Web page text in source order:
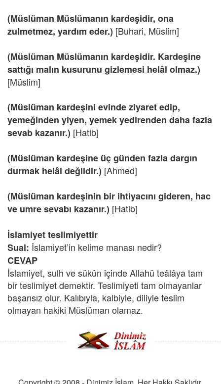
(Müslüman Müslümanın kardeşidir, ona
zulmetmez, yardım eder.) [Buhari, Müslim]
(Müslüman Müslümanın kardeşidir. Kardeşine
sattığı malın kusurunu gizlemesi helâl olmaz.)
[Müslim]
(Müslüman kardeşini evinde ziyaret edip,
yemeğinden yiyen, yemek yedirenden daha fazla
sevab kazanır.) [Hatib]
(Müslüman kardeşine üç günden fazla dargın
durmak helâl değildir.) [Ahmed]
(Müslüman kardeşinin bir ihtiyacını gideren, hac
ve umre sevabı kazanır.) [Hatib]
İslamiyet teslimiyettir
Sual: İslamiyet’in kelime manası nedir?
CEVAP
İslamiyet, sulh ve sükûn içinde Allahü teâlâya tam
bir teslimiyet demektir. Teslimiyeti tam olmayanlar
başarısız olur. Kalıbıyla, kalbiyle, diliyle teslim
olmayan hakiki Müslüman olamaz.